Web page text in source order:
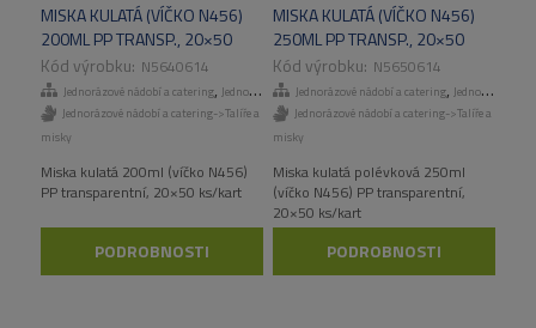
MISKA KULATÁ (VÍČKO N456)
200ML PP TRANSP., 20×50
KS/KART
N5640614
Jednorázové nádobí a catering, Jednorázové talíře a misky , Odnosné obaly a menuboxy
Jednorázové nádobí a catering->Talíře a
misky
Miska kulatá 200ml (víčko N456)
PP transparentní, 20×50 ks/kart
PODROBNOSTI
MISKA KULATÁ (VÍČKO N456)
250ML PP TRANSP., 20×50
KS/KART
N5650614
Jednorázové nádobí a catering, Jednorázové talíře a misky
Jednorázové nádobí a catering->Talíře a
misky
Miska kulatá polévková 250ml
(víčko N456) PP transparentní,
20×50 ks/kart
PODROBNOSTI